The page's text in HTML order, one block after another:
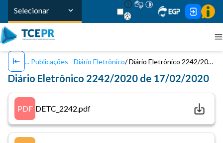
Selecionar
Publicações - Diário Eletrônico Diário Eletrônico 2242/2020 de 17/02/2020
Diário Eletrônico 2242/2020 de 17/02/2020
PDF DETC_2242.pdf